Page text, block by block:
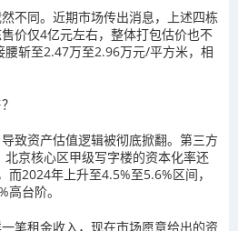
不同。近期市场传出消息，上述四栋
价仅4亿元左右，整体打包估价也不
斩至2.47万至2.96万元/平方米，相
致资产估值逻辑被彻底掀翻。第三方
京核心区甲级写字楼的资本化率还
2024年上升至4.5%至5.6%区间，
台阶。
笔租金收入，现在市场愿意给出的资